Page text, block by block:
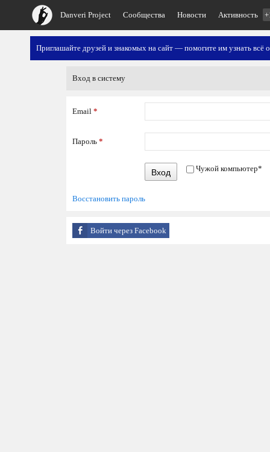
Danveri Project Сообщества Новости Активность
Приглашайте друзей и знакомых на сайт — помогите им узнать всё
Вход в систему
Email *
Пароль *
Вход Чужой компьютер*
Восстановить пароль
Войти через Facebook